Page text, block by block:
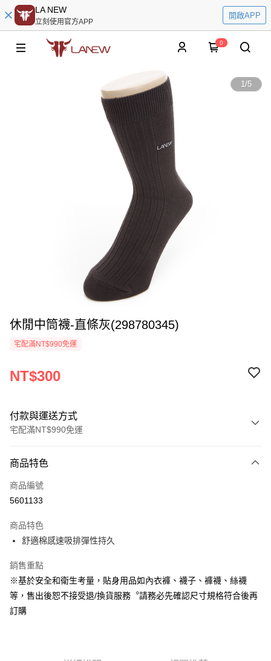
LA NEW
立刻使用官方APP
開啟APP
0
1/5
休閒中筒襪-直條灰(298780345)
宅配滿NT$990免運
NT$300
付款與運送方式
宅配滿NT$990免運
信用卡一次付款
LINE Pay
悠遊付
Google Pay
全盈+PAY
ATM付款
商品特色
商品編號
5601133
商品特色
舒適棉感速吸排彈性持久
銷售重點
※基於安全和衛生考量，貼身用品如內衣褲、襪子、褲襪、絲襪
等，售出後恕不接受退/換貨服務︒請務必先確認尺寸規格符合後再
訂購